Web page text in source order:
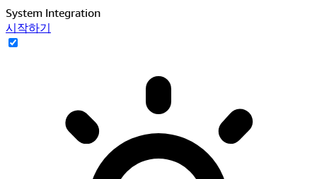
System Integration
시작하기